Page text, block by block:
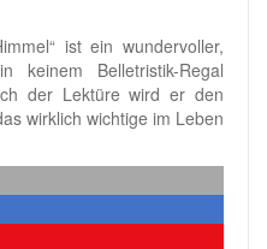
ist ein wundervoller,
keinem Belletristik-Regal
der Lektüre wird er den
wirklich wichtige im Leben